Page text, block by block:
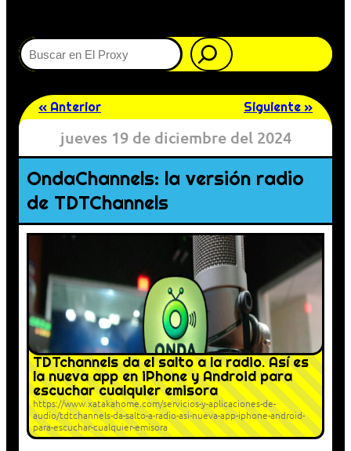
Buscar
« Anterior Siguiente »
jueves 19 de diciembre del 2024
OndaChannels: la versión radio
de TDTChannels
TDTchannels da el salto a la radio. Así es
la nueva app en iPhone y Android para
escuchar cualquier emisora
https://www.xatakahome.com/servicios-y-aplicaciones-de-
audio/tdtchannels-da-salto-a-radio-asi-nueva-app-iphone-android-
para-escuchar-cualquier-emisora